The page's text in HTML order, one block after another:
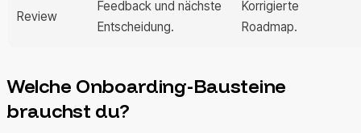
Review
Feedback und nächste
Entscheidung.
Korrigierte
Roadmap.
Welche Onboarding-Bausteine
brauchst du?